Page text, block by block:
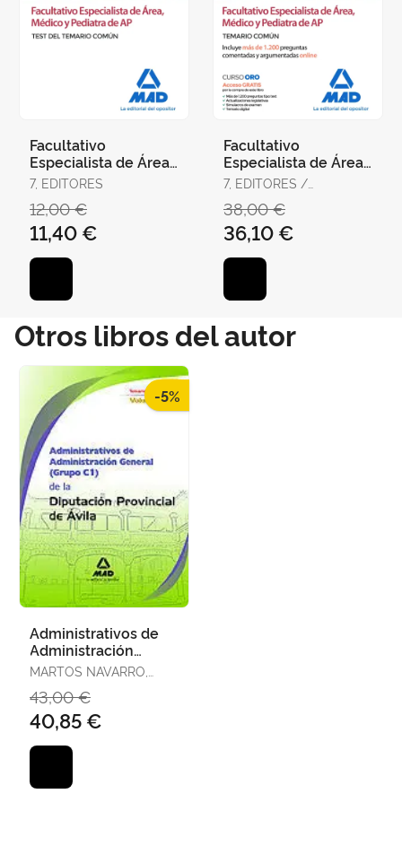
Facultativo
Especialista de Área,
Médico y Pediatra de
Atención Primaria del
Ser
7, EDITORES
12,00 €
11,40 €
Facultativo
Especialista de Área,
Médico y Pediatra de
Atención Primaria del
Ser
7, EDITORES /
FRANCISCO ENRIQUE /
GÓMEZ MARTÍNEZ,
DOMINGO / GUERRERO
ARROYO, JOSÉ
38,00 €
36,10 €
Otros libros del autor
-5%
Administrativos de
Administración
General (Grupo C1)
Provincial
MARTOS NAVARRO,
43,00 €
40,85 €